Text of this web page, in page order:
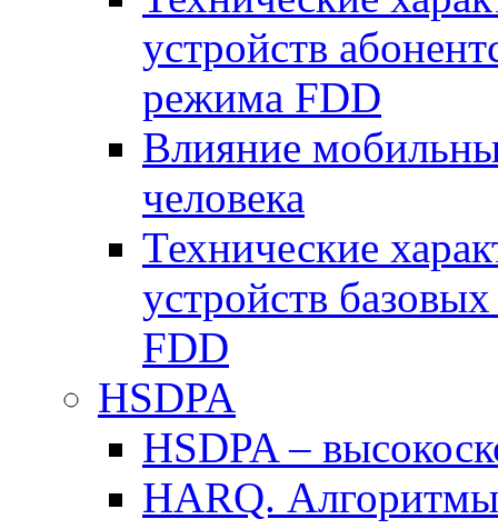
устройств
режима FDD
Влияние
человека
Технические
устройств
FDD
HSDPA
HSDPA –
HARQ.